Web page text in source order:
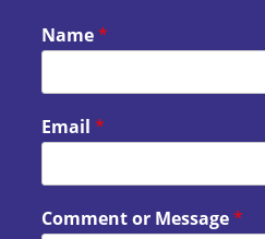
Name*
Email*
Comment or Message*